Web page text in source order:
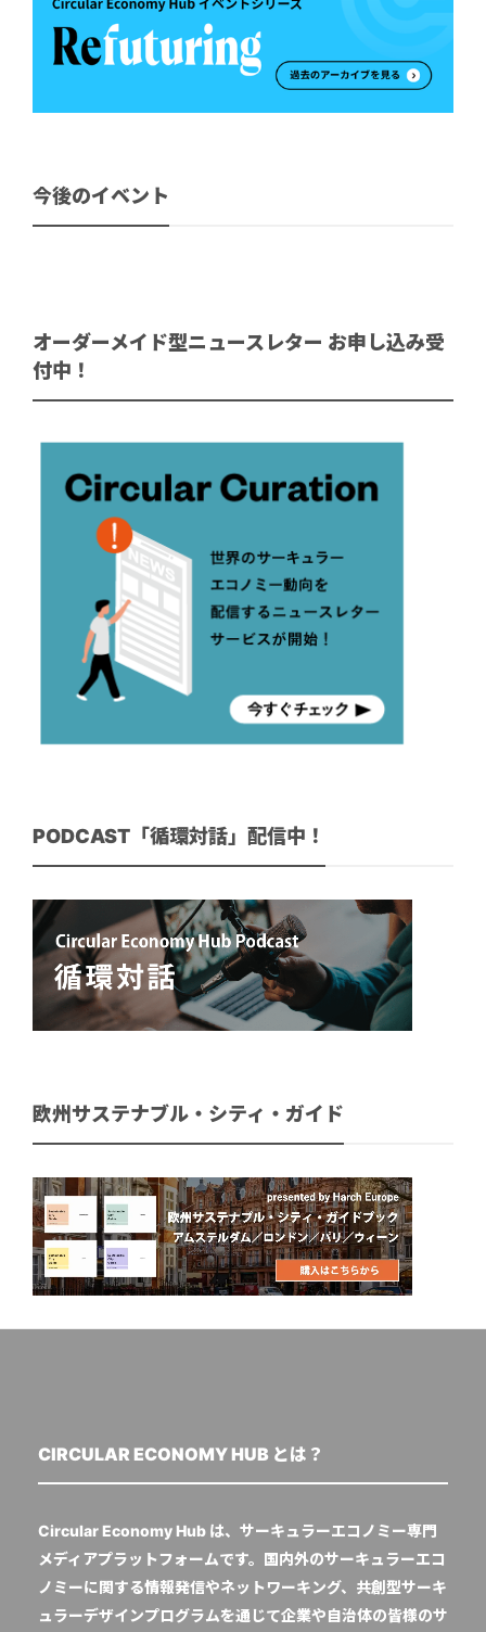
今後のイベント
オーダーメイド型ニュースレター お申し込み受
付中！
PODCAST「循環対話」配信中！
欧州サステナブル・シティ・ガイド
CIRCULAR ECONOMY HUB とは？
Circular Economy Hub は、サーキュラーエコノミー専門
メディアプラットフォームです。国内外のサーキュラーエコ
ノミーに関する情報発信やネットワーキング、共創型サーキ
ュラーデザインプログラムを通じて企業や自治体の皆様のサ